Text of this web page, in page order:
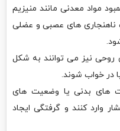
مواد معدنی مانند منیزیم
ناهنجاری های عصبی و عضلی
نیز می توانند به شکل
در خواب شوند.
های بدنی یا وضعیت های
وارد کنند و گرفتگی ایجاد